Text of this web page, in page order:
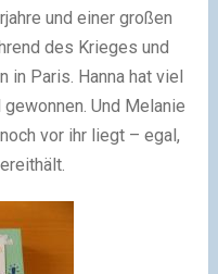
und einer großen
des Krieges und
in Paris. Hanna hat viel
Und Melanie
vor ihr liegt – egal,